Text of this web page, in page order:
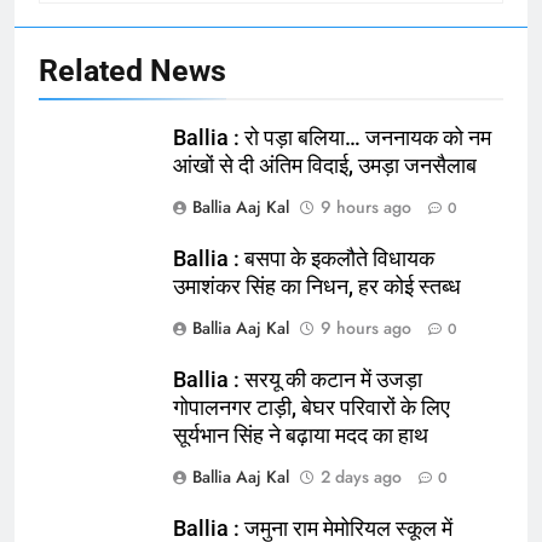
Ballia : न्याय की मांग: सड़क पर उतरे
चिकित्सक, किया प्रदर्शन
NATIONAL बलिया
Ballia : बलिया बलिदान दिवस के मौके पर
Related News
Ballia : रो पड़ा बलिया… जननायक को नम
आंखों से दी अंतिम विदाई, उमड़ा जनसैलाब
Ballia Aaj Kal
9 hours ago 0
Ballia : बसपा के इकलौते विधायक
उमाशंकर सिंह का निधन, हर कोई स्तब्ध
Ballia Aaj Kal
9 hours ago 0
Ballia : सरयू की कटान में उजड़ा
गोपालनगर टाड़ी, बेघर परिवारों के लिए
सूर्यभान सिंह ने बढ़ाया मदद का हाथ
Ballia Aaj Kal
2 days ago 0
Ballia : जमुना राम मेमोरियल स्कूल में